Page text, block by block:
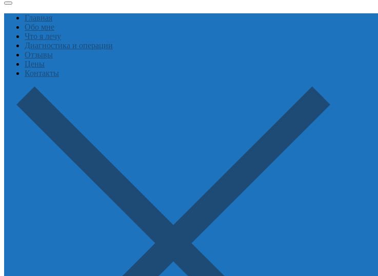
Главная
Обо мне
Что я лечу
Диагностика и операции
Отзывы
Цены
Контакты